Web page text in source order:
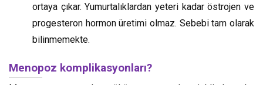
ortaya çıkar. Yumurtalıklardan yeteri kadar östrojen ve
progesteron hormon üretimi olmaz. Sebebi tam olarak
bilinmemekte.
Menopoz komplikasyonları?